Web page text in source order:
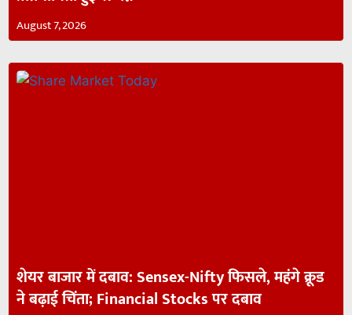
August 7, 2026
शेयर बाजार में दबाव: Sensex-Nifty फिसले, महंगे क्रूड
ने बढ़ाई चिंता; Financial Stocks पर दबाव